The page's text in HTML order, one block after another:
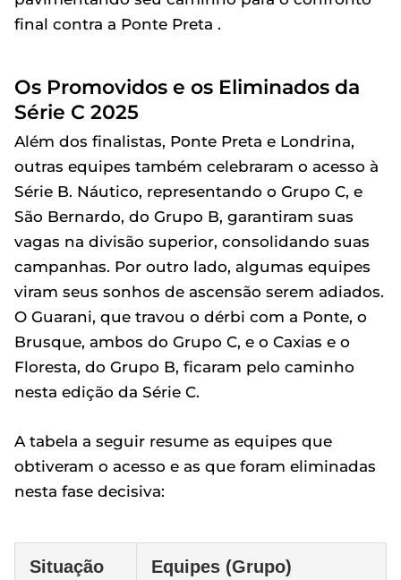
final contra a Ponte Preta .
Os Promovidos e os Eliminados da
Série C 2025
Além dos finalistas, Ponte Preta e Londrina,
outras equipes também celebraram o acesso à
Série B. Náutico, representando o Grupo C, e
São Bernardo, do Grupo B, garantiram suas
vagas na divisão superior, consolidando suas
campanhas. Por outro lado, algumas equipes
viram seus sonhos de ascensão serem adiados.
O Guarani, que travou o dérbi com a Ponte, o
Brusque, ambos do Grupo C, e o Caxias e o
Floresta, do Grupo B, ficaram pelo caminho
nesta edição da Série C.
A tabela a seguir resume as equipes que
obtiveram o acesso e as que foram eliminadas
nesta fase decisiva:
Situação Equipes (Grupo)